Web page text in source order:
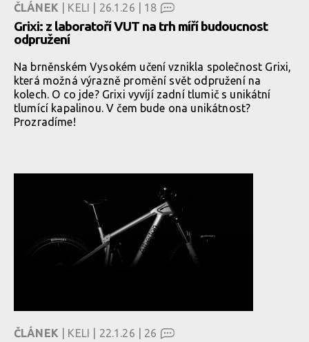
ČLÁNEK | KELI | 26.1.26 | 18
Grixi: z laboratoří VUT na trh míří budoucnost
odpružení
Na brněnském Vysokém učení vznikla společnost Grixi,
která možná výrazně promění svět odpružení na
kolech. O co jde? Grixi vyvíjí zadní tlumič s unikátní
tlumící kapalinou. V čem bude ona unikátnost?
Prozradíme!
ČLÁNEK | KELI | 22.1.26 | 26